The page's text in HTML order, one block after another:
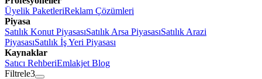
Üyelik PaketleriReklam Çözümleri
Piyasa
Satılık Konut PiyasasıSatılık Arsa PiyasasıSatılık Arazi
PiyasasıSatılık İş Yeri Piyasası
Kaynaklar
Satıcı RehberiEmlakjet Blog
Filtrele3